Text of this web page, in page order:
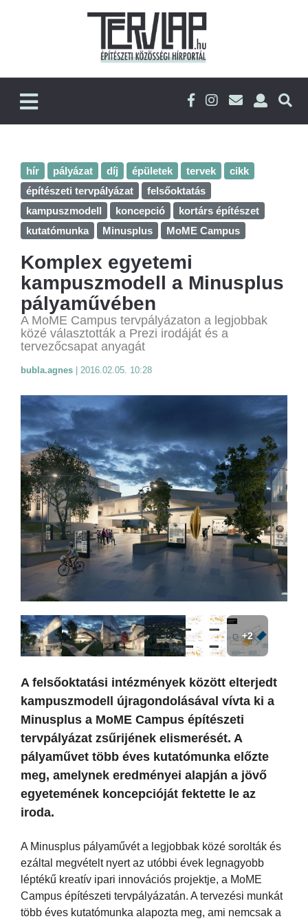
hír pályázat díj épületek tervek
cikk
építészeti tervpályázat
felsőoktatás
kampuszmodell
koncepció
kortárs építészet
kutatómunka
Minusplus MoME Campus
Komplex egyetemi
kampuszmodell a Minusplus
pályaművében
A MoME Campus tervpályázaton a legjobbak
közé választották a Prezi irodáját és a
tervezőcsapat anyagát
bubla.agnes 2016.02.05. 10:28
+2
A felsőoktatási intézmények között elterjedt
kampuszmodell újragondolásával vívta ki a
Minusplus a MoME Campus építészeti
tervpályázat zsűrijének elismerését. A
pályaművet több éves kutatómunka előzte
meg, amelynek eredményei alapján a jövő
egyetemének koncepcióját fektette le az
iroda.
A Minusplus pályaművét a legjobbak közé sorolták és
ezáltal megvételt nyert az utóbbi évek legnagyobb
léptékű kreatív ipari innovációs projektje, a MoME
Campus építészeti tervpályázatán. A tervezési munkát
több éves kutatómunka alapozta meg, ami nemcsak a